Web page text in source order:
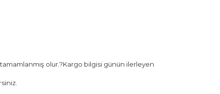
olur.?Kargo bilgisi günün ilerleyen